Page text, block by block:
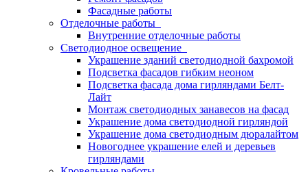
Фасадные работы
Отделочные работы
Внутренние отделочные работы
Светодиодное освещение
Украшение зданий светодиодной бахромой
Подсветка фасадов гибким неоном
Подсветка фасада дома гирляндами Белт-
Лайт
Монтаж светодиодных занавесов на фасад
Украшение дома светодиодной гирляндой
Украшение дома светодиодным дюралайтом
Новогоднее украшение елей и деревьев
гирляндами